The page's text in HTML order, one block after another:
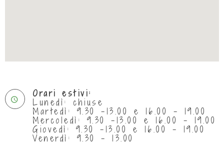
Orari estivi:
Lunedì: chiuse
Martedì: 9.30 -13.00 e 16.00 - 19.00
Mercoledì: 9.30 -13.00 e 16.00 - 19.00
Giovedì: 9.30 -13.00 e 16.00 - 19.00
Venerdì: 9.30 - 13.00